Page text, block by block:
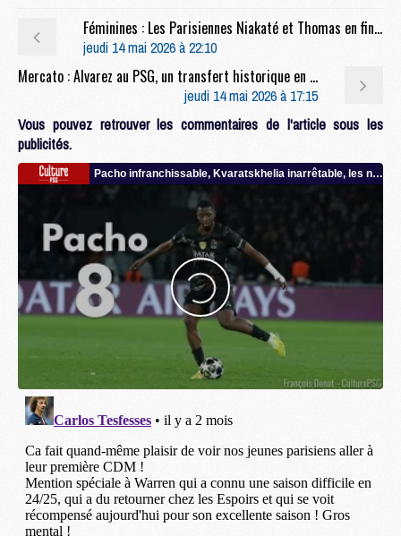
Féminines : Les Parisiennes Niakaté et Thomas en finale de l'Euro U17 féminin face à l'Allemagne
jeudi 14 mai 2026 à 22:10
Mercato : Alvarez au PSG, un transfert historique en marche ?
jeudi 14 mai 2026 à 17:15
Vous pouvez retrouver les commentaires de l'article sous les
publicités.